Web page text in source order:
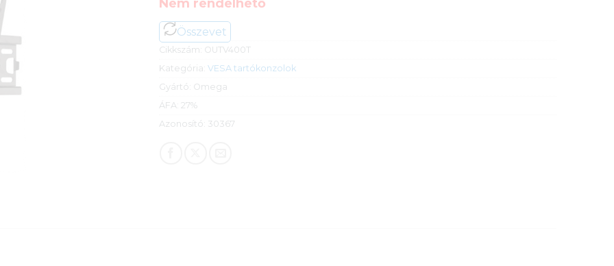
Nem rendelhető
Összevet
Cikkszám: OUTV400T
Kategória: VESA tartókonzolok
Gyártó: Omega
ÁFA: 27%
Azonosító: 30367